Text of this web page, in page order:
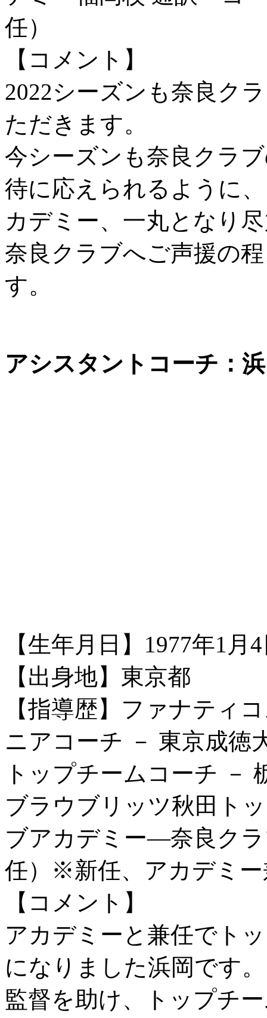
任）
【コメント】
2022シーズンも奈良ク
ただきます。
今シーズンも奈良クラ
待に応えられるように
カデミー、一丸となり
奈良クラブへご声援の
す。
アシスタントコーチ：
【生年月日】1977年1月
【出身地】東京都
【指導歴】ファナティ
ニアコーチ － 東京成徳
トップチームコーチ －
ブラウブリッツ秋田ト
ブアカデミー―奈良ク
任）※新任、アカデミー
【コメント】
アカデミーと兼任でト
になりました浜岡です。
監督を助け、トップチ